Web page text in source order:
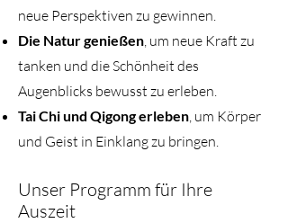
neue Perspektiven zu gewinnen.
Die Natur genießen, um neue Kraft zu
tanken und die Schönheit des
Augenblicks bewusst zu erleben.
Tai Chi und Qigong erleben, um Körper
und Geist in Einklang zu bringen.
Unser Programm für Ihre
Auszeit